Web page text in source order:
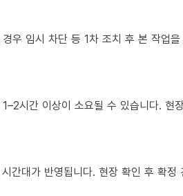
우 임시 차단 등 1차 조치 후 본 작업을
시간 이상이 소요될 수 있습니다. 현
간대가 반영됩니다. 현장 확인 후 확정